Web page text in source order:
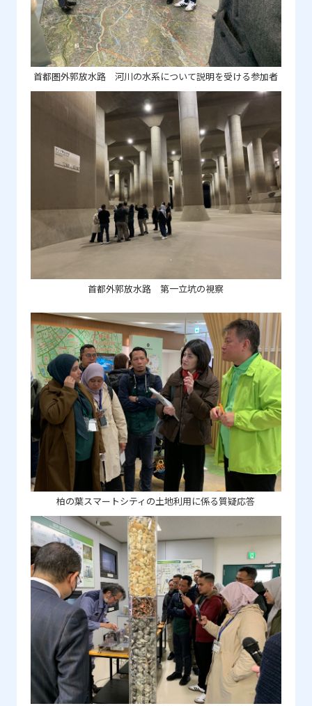
首都圏外郭放水路 河川の水系について説明を受ける参加者
首都外郭放水路 第一立坑の視察
柏の葉スマートシティの土地利用に係る質疑応答